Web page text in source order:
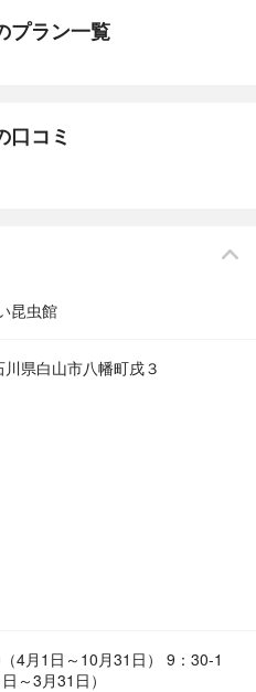
プラン一覧
口コミ
昆虫館
県白山市八幡町戌３
4月1日～10月31日） 9：30-1
～3月31日）